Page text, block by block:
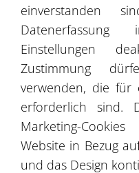
Lagerhalle Lubicz
einverstanden
Einstellungen
Zustimmung
verwenden, die für
erforderlich sind.
Marketing-
Website in Bezug
und das Design